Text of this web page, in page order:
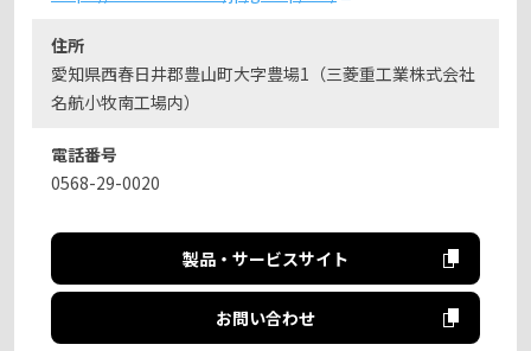
住所
愛知県西春日井郡豊山町大字豊場1（三菱重工業株式会社
名航小牧南工場内）
電話番号
0568-29-0020
製品・サービスサイト
お問い合わせ